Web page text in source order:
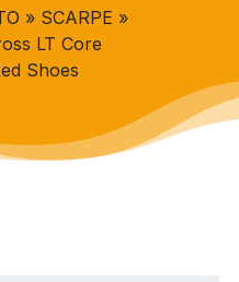
» SCARPE »
LT Core
Shoes